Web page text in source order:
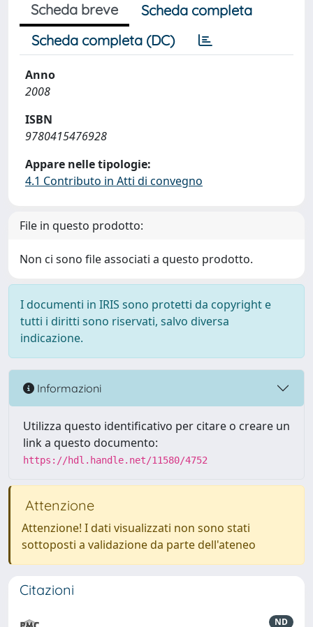
Scheda breve
Scheda completa
Scheda completa (DC)
Anno
2008
ISBN
9780415476928
Appare nelle tipologie:
4.1 Contributo in Atti di convegno
File in questo prodotto:
Non ci sono file associati a questo prodotto.
I documenti in IRIS sono protetti da copyright e
tutti i diritti sono riservati, salvo diversa
indicazione.
Informazioni
Utilizza questo identificativo per citare o creare un
link a questo documento:
https://hdl.handle.net/11580/4752
Attenzione
Attenzione! I dati visualizzati non sono stati
sottoposti a validazione da parte dell'ateneo
Citazioni
ND